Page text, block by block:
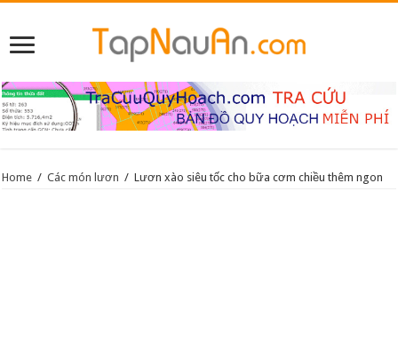
Home / Các món lươn / Lươn xào siêu tốc cho bữa cơm chiều thêm ngon